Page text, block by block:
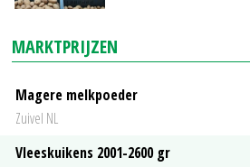
MARKTPRIJZEN
Magere melkpoeder
Zuivel NL
Vleeskuikens 2001-2600 gr